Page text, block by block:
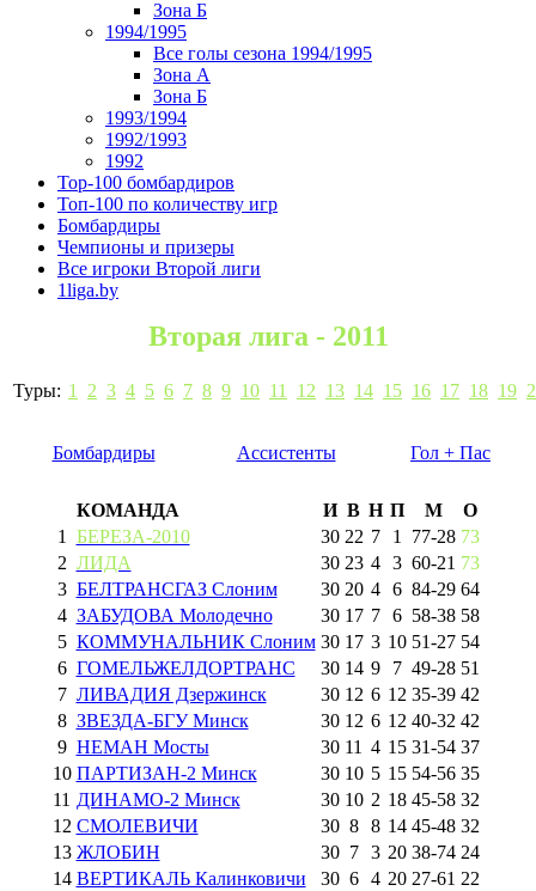
Зона Б
1994/1995
Все голы сезона 1994/1995
Зона А
Зона Б
1993/1994
1992/1993
1992
Top-100 бомбардиров
Топ-100 по количеству игр
Бомбардиры
Чемпионы и призеры
Все игроки Второй лиги
1liga.by
Вторая лига - 2011
Туры: 1 2 3 4 5 6 7 8 9 10 11 12 13 14 15 16 17 18 19
Бомбардиры Ассистенты Гол + Пас
КОМАНДА И В Н П М
О
1
БЕРЕЗА-2010 30 22 7 1 77-28 73
2 ЛИДА 30 23 4 3 60-21 73
3 БЕЛТРАНСГАЗ Слоним 30 20 4 6 84-29 64
4 ЗАБУДОВА Молодечно 30 17 7 6 58-38 58
5 КОММУНАЛЬНИК Слоним 30 17 3 10 51-27 54
6 ГОМЕЛЬЖЕЛДОРТРАНС 30 14 9 7 49-28 51
7 ЛИВАДИЯ Дзержинск 30 12 6 12 35-39 42
8 ЗВЕЗДА-БГУ Минск 30 12 6 12 40-32 42
9 НЕМАН Мосты 30 11 4 15 31-54 37
10 ПАРТИЗАН-2 Минск 30 10 5 15 54-56 35
11 ДИНАМО-2 Минск 30 10 2 18 45-58 32
12 СМОЛЕВИЧИ 30 8 8 14 45-48 32
13 ЖЛОБИН 30 7 3 20 38-74 24
14 ВЕРТИКАЛЬ Калинковичи 30 6 4 20 27-61 22